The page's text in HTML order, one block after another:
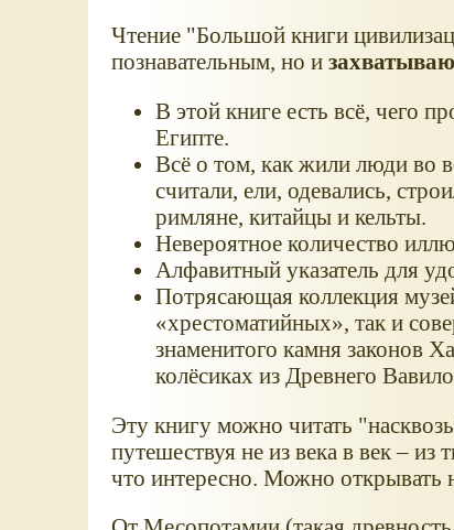
Чтение "Большой книги
познавательным, но и
В этой книге есть всё, чего
Египте.
Всё о том, как жили люди во
считали, ели, одевались,
римляне, китайцы и кельты.
Невероятное количество
Алфавитный указатель для
Потрясающая коллекция
«хрестоматийных», так и
знаменитого камня законов
колёсиках из Древнего
Эту книгу можно читать
путешествуя не из века в век – из
что интересно. Можно открывать